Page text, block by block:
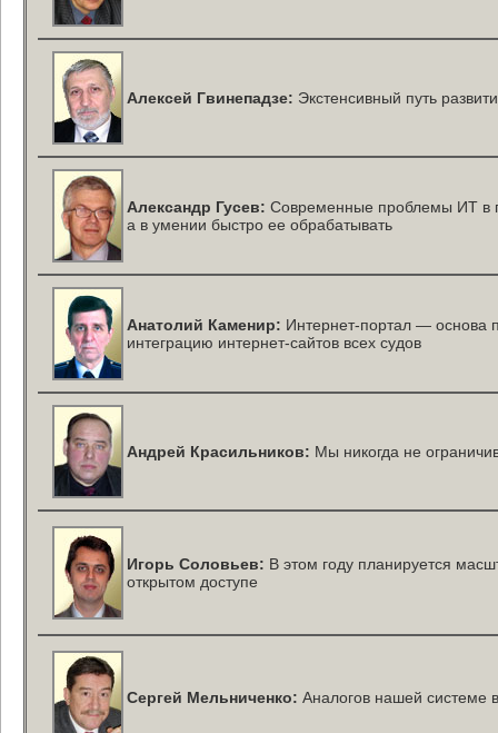
Алексей Гвинепадзе: Экстенсивный путь
Александр Гусев: Современные проблемы ИТ в
а в умении быстро ее обрабатывать
Анатолий Каменир: Интернет-портал — основа
интеграцию интернет-сайтов всех судов
Андрей Красильников: Мы никогда не
Игорь Соловьев: В этом году планируется
открытом доступе
Сергей Мельниченко: Аналогов нашей системе